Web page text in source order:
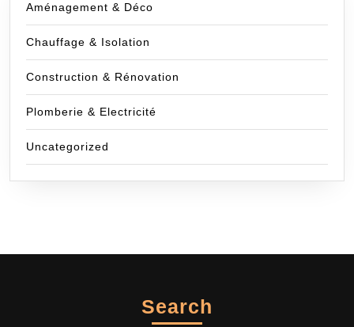
Aménagement & Déco
Chauffage & Isolation
Construction & Rénovation
Plomberie & Electricité
Uncategorized
Search